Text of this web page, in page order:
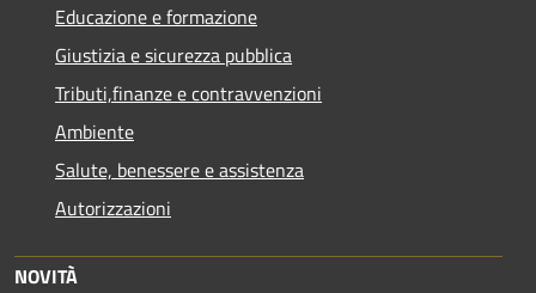
Educazione e formazione
Giustizia e sicurezza pubblica
Tributi,finanze e contravvenzioni
Ambiente
Salute, benessere e assistenza
Autorizzazioni
NOVITÀ